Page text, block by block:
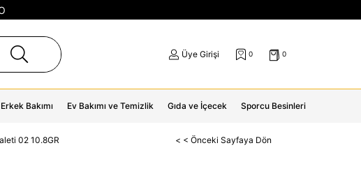
Üye Girişi 0 0
Erkek Bakımı Ev Bakımı ve Temizlik Gıda ve İçecek Sporcu Besinleri
02 10.8GR < < Önceki Sayfaya Dön